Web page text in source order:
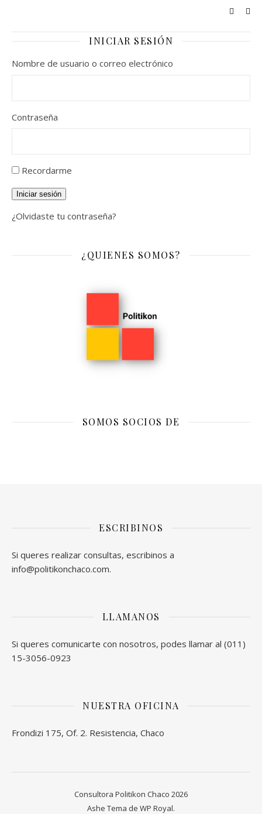
INICIAR SESIÓN
Nombre de usuario o correo electrónico
Contraseña
Recordarme
Iniciar sesión
¿Olvidaste tu contraseña?
¿QUIENES SOMOS?
SOMOS SOCIOS DE
ESCRIBINOS
Si queres realizar consultas, escribinos a
info@politikonchaco.com.
LLAMANOS
Si queres comunicarte con nosotros, podes llamar al (011)
15-3056-0923
NUESTRA OFICINA
Frondizi 175, Of. 2. Resistencia, Chaco
Consultora Politikon Chaco 2026
Ashe Tema de WP Royal.